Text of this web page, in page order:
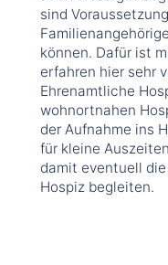
sind
können. Dafür ist
erfahren hier sehr
Ehrenamtliche
wohnortnahen
der Aufnahme ins
für kleine
damit eventuell
Hospiz begleiten.